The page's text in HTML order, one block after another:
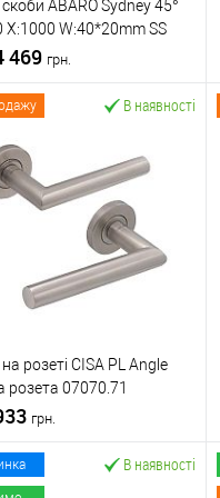
ABARO Sydney 45°
X:1000 W:40*20mm SS
сталь (комплект)
469 грн.
в 1 клік
До
порівняння
дверей
металопластикових
скляних дверей /
для алюмінієвих
В наявності
розеті CISA PL Angle
розета 07070.71
сталь
грн.
В наявності